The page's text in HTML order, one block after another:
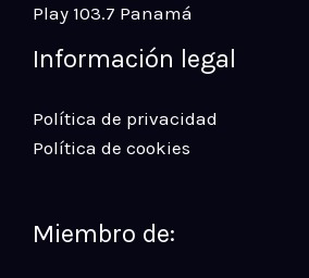
Play 103.7 Panamá
Información legal
Política de privacidad
Política de cookies
Miembro de: